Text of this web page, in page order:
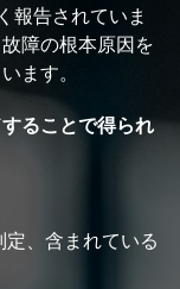
報告されていま
障の根本原因を
ます。
ることで得られ
、含まれている